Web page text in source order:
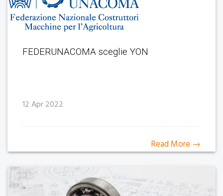
FEDERUNACOMA sceglie YON
12 Apr 2022
Read More →